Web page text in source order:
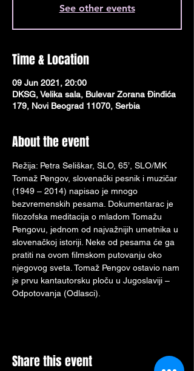
See other events
Time & Location
09 Jun 2021, 20:00
DKSG, Velika sala, Bulevar Zorana Đinđića
179, Novi Beograd 11070, Serbia
About the event
Režija: Petra Seliškar, SLO, 65’, SLO/MК
Tomaž Pengov, slovenački pesnik i muzičar
(1949 – 2014) napisao je mnogo
bezvremenskih pesama. Dokumentarac je
filozofska meditacija o mladom Tomažu
Pengovu, jednom od najvažnijih umetnika u
slovenačkoj istoriji. Neke od pesama će ga
pratiti na ovom filmskom putovanju oko
njegovog sveta. Tomaž Pengov ostavio nam
je prvu kantautorsku ploču u Jugoslaviji –
Odpotovanja (Odlasci).
Share this event